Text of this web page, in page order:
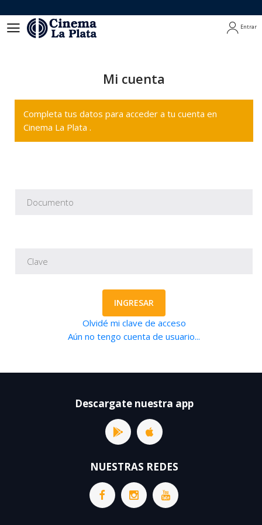
Entrar
Mi cuenta
Completa tus datos para acceder a tu cuenta en
Cinema La Plata .
INGRESAR
Olvidé mi clave de acceso
Aún no tengo cuenta de usuario...
Descargate nuestra app
NUESTRAS REDES